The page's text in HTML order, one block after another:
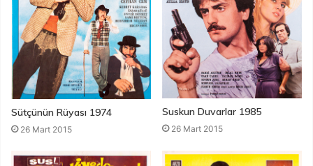
Sütçünün Rüyası 1974
26 Mart 2015
Suskun Duvarlar 1985
26 Mart 2015